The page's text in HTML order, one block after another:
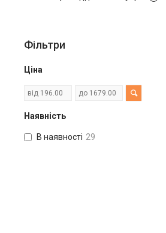
Фільтри
Ціна
Наявність
В наявності 29